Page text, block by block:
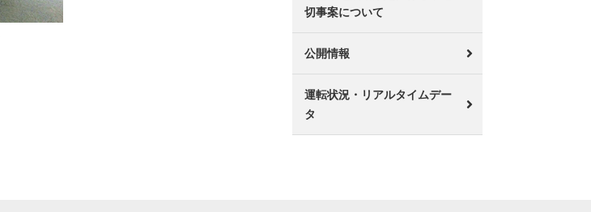
切事案について
公開情報
運転状況・リアルタイムデー
タ